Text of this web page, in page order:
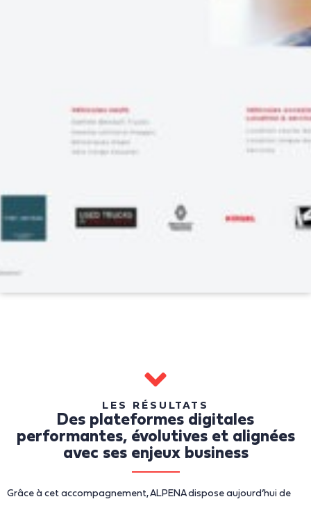
LES RÉSULTATS
Des plateformes digitales
performantes, évolutives et alignées
avec ses enjeux business
Grâce à cet accompagnement, ALPENA dispose aujourd’hui de